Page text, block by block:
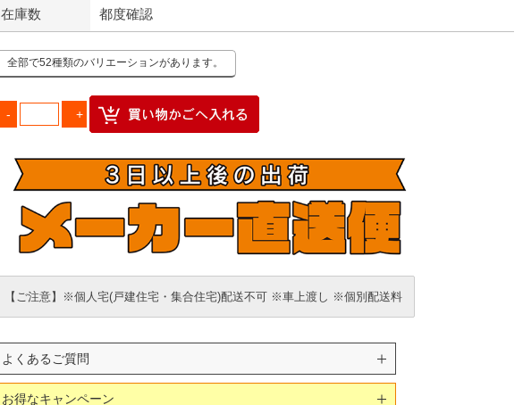
在庫数 都度確認
全部で52種類のバリエーションがあります。
【ご注意】※個人宅(戸建住宅・集合住宅)配送不可 ※車上渡し ※個別配送料
よくあるご質問
お得なキャンペーン